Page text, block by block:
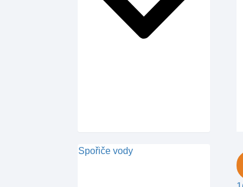
Spořiče vody